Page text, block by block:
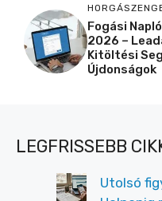
Fogási
2026 –
Kitöltési
Újdonságok
LEGFRISSEBB
Utolsó